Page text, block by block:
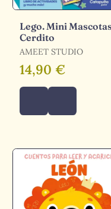
Lego. Mini
Cerdito
AMEET STUDIO
14,90 €